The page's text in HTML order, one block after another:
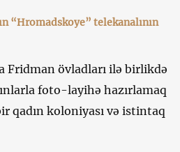
“Hromadskoye” telekanalının
Fridman övladları ilə birlikdə
foto-layihə hazırlamaq
qadın koloniyası və istintaq